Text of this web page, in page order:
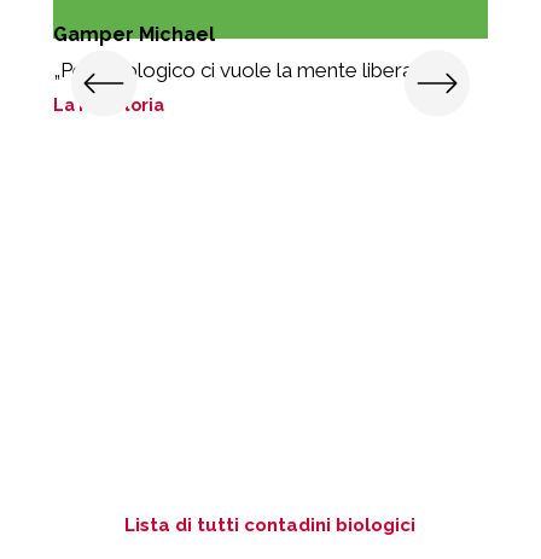
Gamper Michael
„Per il biologico ci vuole la mente libera.“
La mia storia
Lista di tutti contadini biologici